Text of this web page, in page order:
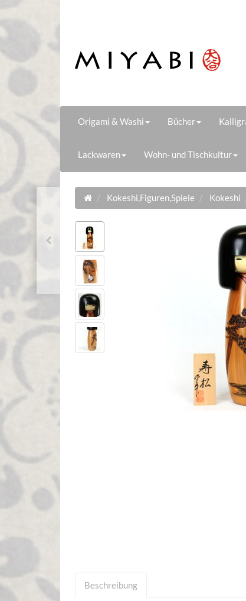
Origami & Washi Bücher
Lackwaren Wohn- und Tischkultur
Kokeshi,Figuren,Spiele Kokeshi
Beschreibung